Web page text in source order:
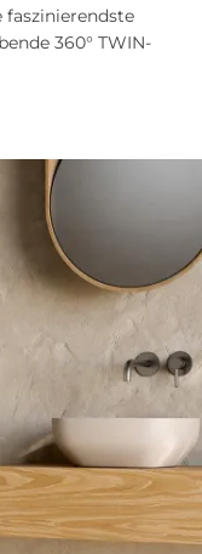
faszinierendste
360° TWIN-